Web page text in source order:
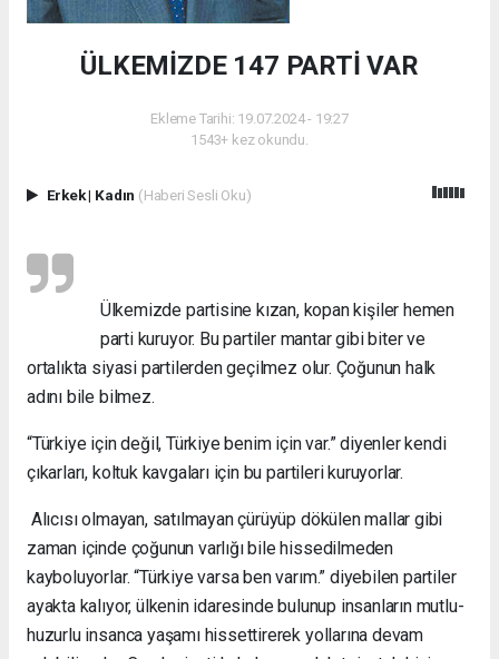
ÜLKEMİZDE 147 PARTİ VAR
Ekleme Tarihi: 19.07.2024 - 19:27
1543+ kez okundu.
Erkek| Kadın (Haberi Sesli Oku)
Ülkemizde partisine kızan, kopan kişiler hemen
parti kuruyor. Bu partiler mantar gibi biter ve
ortalıkta siyasi partilerden geçilmez olur. Çoğunun halk
adını bile bilmez.
“Türkiye için değil, Türkiye benim için var.” diyenler kendi
çıkarları, koltuk kavgaları için bu partileri kuruyorlar.
Alıcısı olmayan, satılmayan çürüyüp dökülen mallar gibi
zaman içinde çoğunun varlığı bile hissedilmeden
kayboluyorlar. “Türkiye varsa ben varım.” diyebilen partiler
ayakta kalıyor, ülkenin idaresinde bulunup insanların mutlu-
huzurlu insanca yaşamı hissettirerek yollarına devam